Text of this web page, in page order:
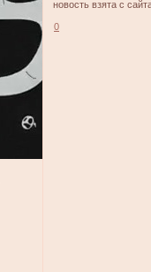
новость взята с
0